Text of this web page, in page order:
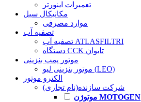
تعمیرات اینورتر
مکانیکال سیل
موارد مصرفی
تصفیه آب
تصفیه آب ATLASFILTRI
دستگاه CCK تایوان
موتور پمپ بنزینی
موتور بنزینی لیو (LEO)
الکترو موتور
شرکت سازنده(نام تجاری)
موتوژن MOTOGEN